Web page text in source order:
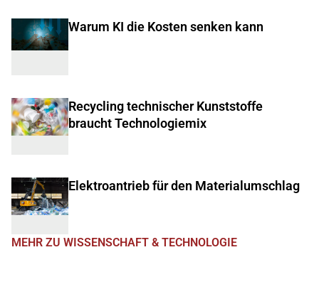
Warum KI die Kosten senken kann
Recycling technischer Kunststoffe
braucht Technologiemix
Elektroantrieb für den Materialumschlag
MEHR ZU WISSENSCHAFT & TECHNOLOGIE